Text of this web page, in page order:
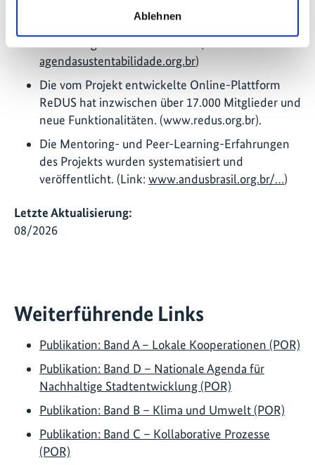
Ablehnen
Transparenz und Kommunikation und zeigt
Minderung des Klimawandels. (Link:
agendasustentabilidade.org.br)
Die vom Projekt entwickelte Online-Plattform
ReDUS hat inzwischen über 17.000 Mitglieder und
neue Funktionalitäten. (www.redus.org.br).
Die Mentoring- und Peer-Learning-Erfahrungen
des Projekts wurden systematisiert und
veröffentlicht. (Link:www.andusbrasil.org.br/…)
Letzte Aktualisierung:
08/2026
Weiterführende Links
Publikation: Band A – Lokale Kooperationen (POR)
Publikation: Band D – Nationale Agenda für
Nachhaltige Stadtentwicklung (POR)
Publikation: Band B – Klima und Umwelt (POR)
Publikation: Band C – Kollaborative Prozesse
(POR)